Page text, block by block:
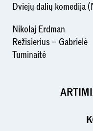
Dviejų dalių komedija
Nikolaj Erdman
Režisierius – Gabrielė
Tuminaitė